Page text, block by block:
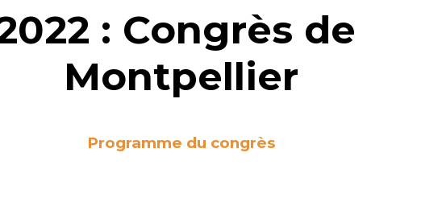
: Congrès de
Montpellier
Programme du congrès